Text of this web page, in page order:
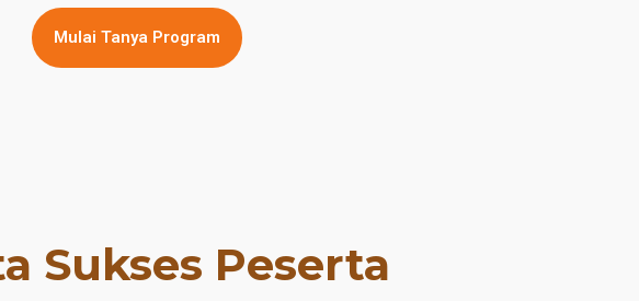
Mulai Tanya Program
Sukses Peserta